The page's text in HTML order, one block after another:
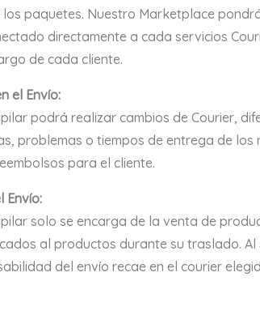
paquetes. Nuestro Marketplace
directamente a cada servicios
de cada cliente.
el Envío:
podrá realizar cambios de Courier,
problemas o tiempos de entrega de los
para el cliente.
Envío:
solo se encarga de la venta de
al productos durante su traslado.
del envío recae en el courier